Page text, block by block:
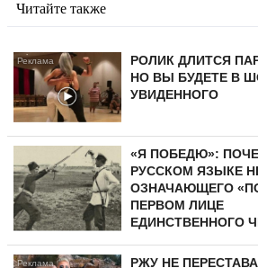
Читайте также
РОЛИК ДЛИТСЯ
НО ВЫ БУДЕТЕ В
УВИДЕННОГО
«Я ПОБЕДЮ»:
РУССКОМ ЯЗЫКЕ
ОЗНАЧАЮЩЕГО
ПЕРВОМ ЛИЦЕ
ЕДИНСТВЕННОГО
РЖУ НЕ